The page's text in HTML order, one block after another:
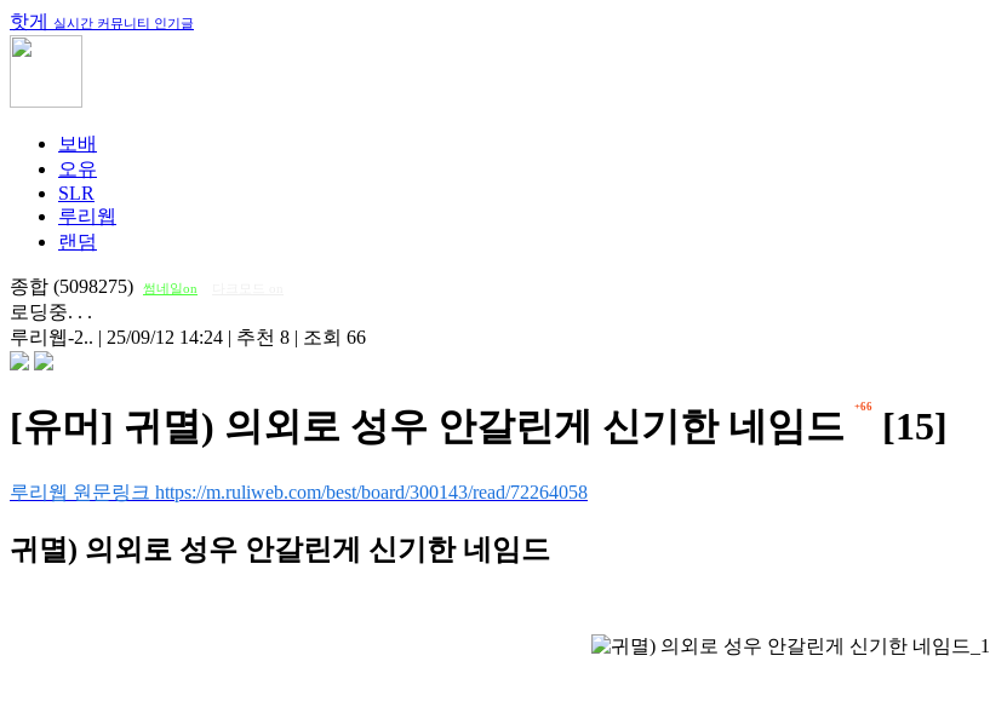
핫게 실시간 커뮤니티 인기글
보배
오유
SLR
루리웹
랜덤
종합 (5098275) 썸네일on
로딩중. . .
루리웹-2.. | 25/09/12 14:24 | 추천 8 | 조회 66
[유머] 귀멸) 의외로 성우 안갈린게 신기한 네임드 +66 [15]
루리웹 원문링크 https://m.ruliweb.com/best/board/300143/read/72264058
귀멸) 의외로 성우 안갈린게 신기한 네임드